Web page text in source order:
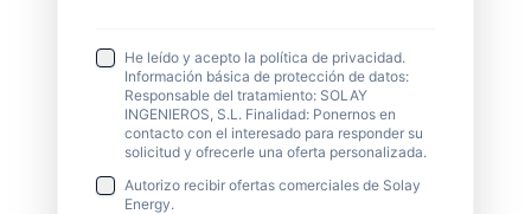
He leído y acepto la política de privacidad.
Información básica de protección de datos:
Responsable del tratamiento: SOLAY
INGENIEROS, S.L. Finalidad: Ponernos en
contacto con el interesado para responder su
solicitud y ofrecerle una oferta personalizada.
Autorizo recibir ofertas comerciales de Solay
Energy.